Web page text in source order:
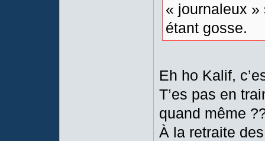
« journaleux
étant gosse.
Eh ho Kalif,
T’es pas en
quand même
À la retraite